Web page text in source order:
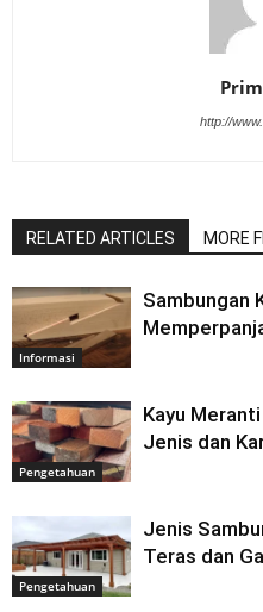
http://
RELATED ARTICLES MORE
Informasi
Sambungan
Pengetahuan
Kayu
Jenis dan
Pengetahuan
Jenis
Teras dan